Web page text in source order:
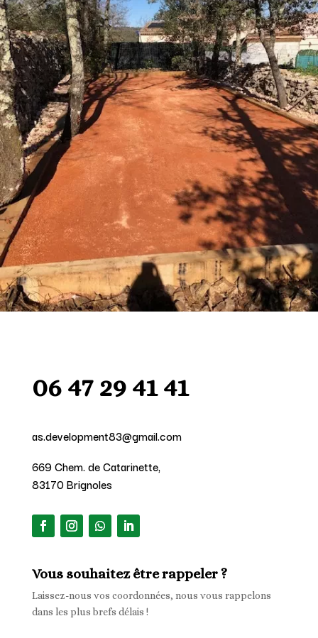
06 47 29 41 41
as.development83@gmail.com
669 Chem. de Catarinette,
83170 Brignoles
Vous souhaitez être rappeler ?
Laissez-nous vos coordonnées, nous vous rappelons
dans les plus brefs délais !